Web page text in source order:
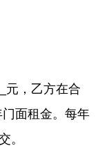
元，乙方在合
面租金。每年
。